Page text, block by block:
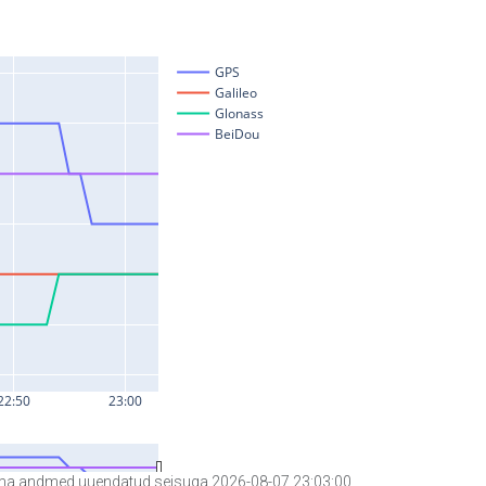
andmed uuendatud seisuga 2026-08-07 23:03:00